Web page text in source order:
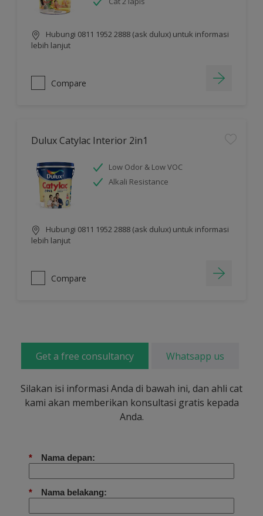
Hubungi 0811 1952 2888 (ask dulux) untuk informasi
lebih lanjut
Compare
Dulux Catylac Interior 2in1
Low Odor & Low VOC
Alkali Resistance
Hubungi 0811 1952 2888 (ask dulux) untuk informasi
lebih lanjut
Compare
Get a free consultancy Whatsapp us
Silakan isi informasi Anda di bawah ini, dan ahli cat
kami akan memberikan konsultasi gratis kepada
Anda.